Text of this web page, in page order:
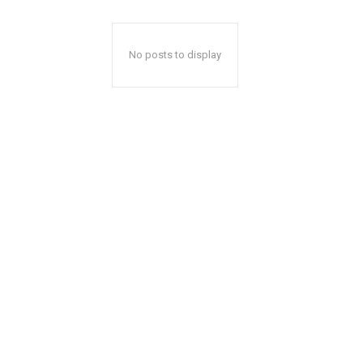
No posts to display